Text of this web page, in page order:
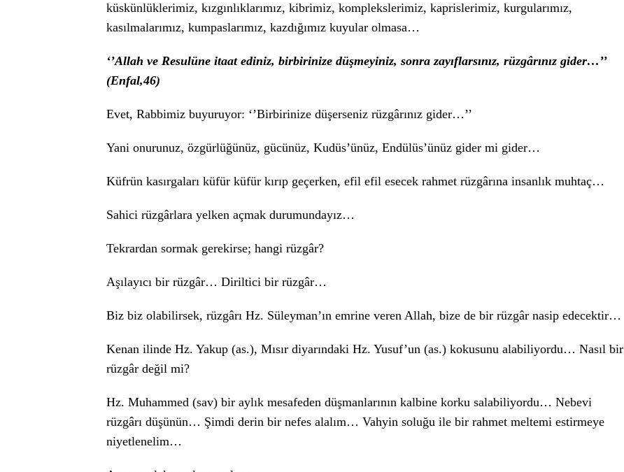
küskünlüklerimiz, kızgınlıklarımız, kibrimiz, komplekslerimiz, kaprislerimiz, kurgularımız,
kasılmalarımız, kumpaslarımız, kazdığımız kuyular olmasa…
‘’Allah ve Resulüne itaat ediniz, birbirinize düşmeyiniz, sonra zayıflarsınız, rüzgârınız gider…’’
(Enfal,46)
Evet, Rabbimiz buyuruyor: ‘’Birbirinize düşerseniz rüzgârınız gider…’’
Yani onurunuz, özgürlüğünüz, gücünüz, Kudüs’ünüz, Endülüs’ünüz gider mi gider…
Küfrün kasırgaları küfür küfür kırıp geçerken, efil efil esecek rahmet rüzgârına insanlık muhtaç…
Sahici rüzgârlara yelken açmak durumundayız…
Tekrardan sormak gerekirse; hangi rüzgâr?
Aşılayıcı bir rüzgâr… Diriltici bir rüzgâr…
Biz biz olabilirsek, rüzgârı Hz. Süleyman’ın emrine veren Allah, bize de bir rüzgâr nasip edecektir…
Kenan ilinde Hz. Yakup (as.), Mısır diyarındaki Hz. Yusuf’un (as.) kokusunu alabiliyordu… Nasıl bir
rüzgâr değil mi?
Hz. Muhammed (sav) bir aylık mesafeden düşmanlarının kalbine korku salabiliyordu… Nebevi
rüzgârı düşünün… Şimdi derin bir nefes alalım… Vahyin soluğu ile bir rahmet meltemi estirmeye
niyetlenelim…